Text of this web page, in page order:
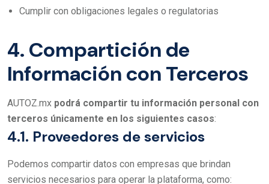
Cumplir con obligaciones legales o regulatorias
4. Compartición de
Información con Terceros
AUTOZ.mx podrá compartir tu información personal con
terceros únicamente en los siguientes casos:
4.1. Proveedores de servicios
Podemos compartir datos con empresas que brindan
servicios necesarios para operar la plataforma, como: